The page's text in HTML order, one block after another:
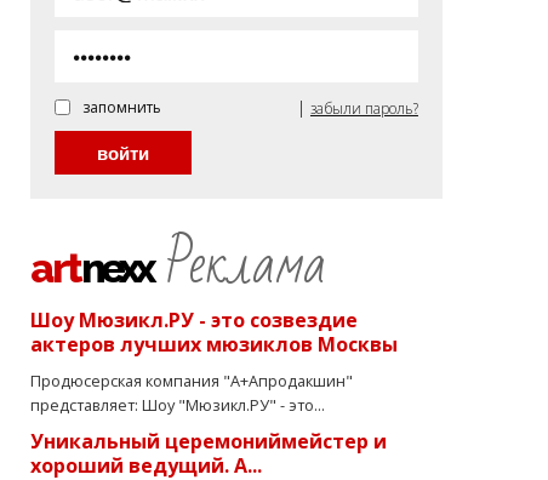
запомнить | забыли пароль?
artnexx Реклама
Шоу Мюзикл.РУ - это созвездие
актеров лучших мюзиклов Москвы
Продюсерская компания "А+Апродакшин"
представляет: Шоу "Мюзикл.РУ" - это...
Уникальный церемониймейстер и
хороший ведущий. А...